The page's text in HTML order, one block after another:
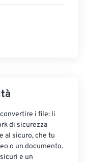
i file: li
di sicurezza
al sicuro, che tu
o un documento.
e un